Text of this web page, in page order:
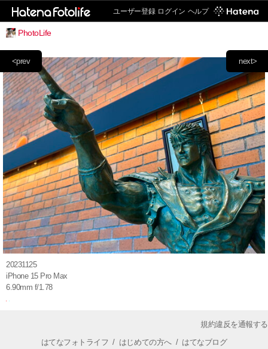
ユーザー登録 ログイン ヘルプ
PhotoLife
next>
<prev
20231125
iPhone 15 Pro Max
6.90mm f/1.78
規約違反を通報する
はてなフォトライフ / はじめての方へ/ はてなブログ